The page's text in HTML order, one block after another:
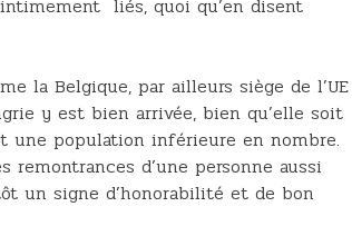
liés, quoi qu’en disent
la Belgique, par ailleurs siège de l’UE
y est bien arrivée, bien qu’elle soit
une population inférieure en nombre.
remontrances d’une personne aussi
un signe d’honorabilité et de bon